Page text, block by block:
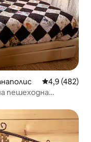
Средна
4,9 (482)
пешеходна